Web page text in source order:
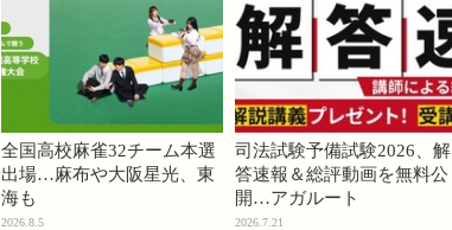
全国高校麻雀32チーム本選
出場…麻布や大阪星光、東
海も
2026.8.5
司法試験予備試験2026、解
答速報＆総評動画を無料公
開…アガルート
2026.7.21